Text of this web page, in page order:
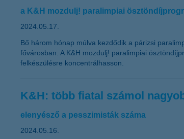
a K&H mozdulj! paralimpiai
2024.05.17.
Bő három hónap múlva kezdődik a párizsi
fővárosban. A K&H mozdulj! paralimpiai
felkészülésre koncentrálhasson.
K&H: több fiatal számol
elenyésző a pesszimisták száma
2024.05.16.